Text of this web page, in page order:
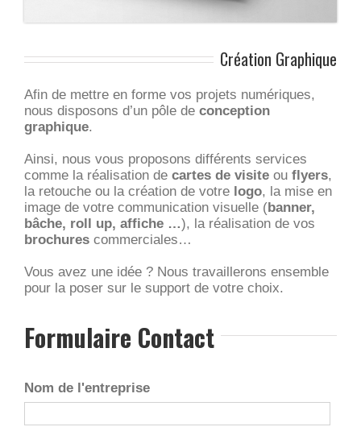
Création Graphique
Afin de mettre en forme vos projets numériques,
nous disposons d’un pôle de conception
graphique.
Ainsi, nous vous proposons différents services
comme la réalisation de cartes de visite ou flyers,
la retouche ou la création de votre logo, la mise en
image de votre communication visuelle (banner,
bâche, roll up, affiche …), la réalisation de vos
brochures commerciales…
Vous avez une idée ? Nous travaillerons ensemble
pour la poser sur le support de votre choix.
Formulaire Contact
Nom de l'entreprise